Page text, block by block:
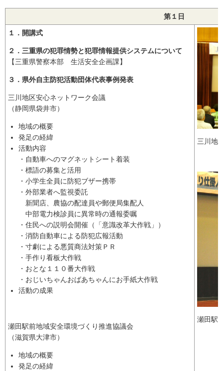
第１日
１．開講式
２．三重県の犯罪情勢と犯罪情報提供システムについて
【三重県警察本部 生活安全企画課】
３．県外自主防犯活動団体代表事例発表
三川地区安心ネットワーク会議
（静岡県袋井市）
地域の概要
発足の経緯
活動内容
・自動車へのマグネットシート着装
・標語の募集と活用
・小学生全員に防犯ブザー携帯
・外部業者へ監視委託
新聞店、農協の配達員や郵便局集配人
中部電力検診員に異常時の通報委嘱
・住民への説明会開催（「意識改革大作戦」）
・消防自動車による防犯広報活動
・寸劇による悪質商法対策ＰＲ
・手作り看板大作戦
・おとな１１０番大作戦
・おじいちゃんおばあちゃんにお手紙大作戦
活動の成果
瀬田駅前地域安全環境づくり推進協議会
（滋賀県大津市）
地域の概要
発足の経緯
三川地
瀬田駅